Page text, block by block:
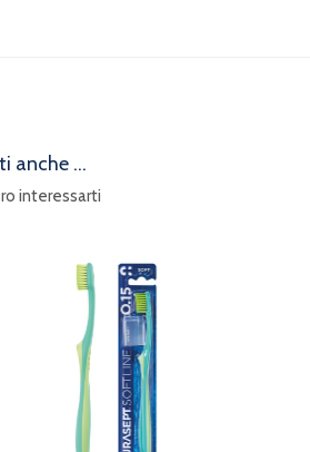
anche ...
interessarti